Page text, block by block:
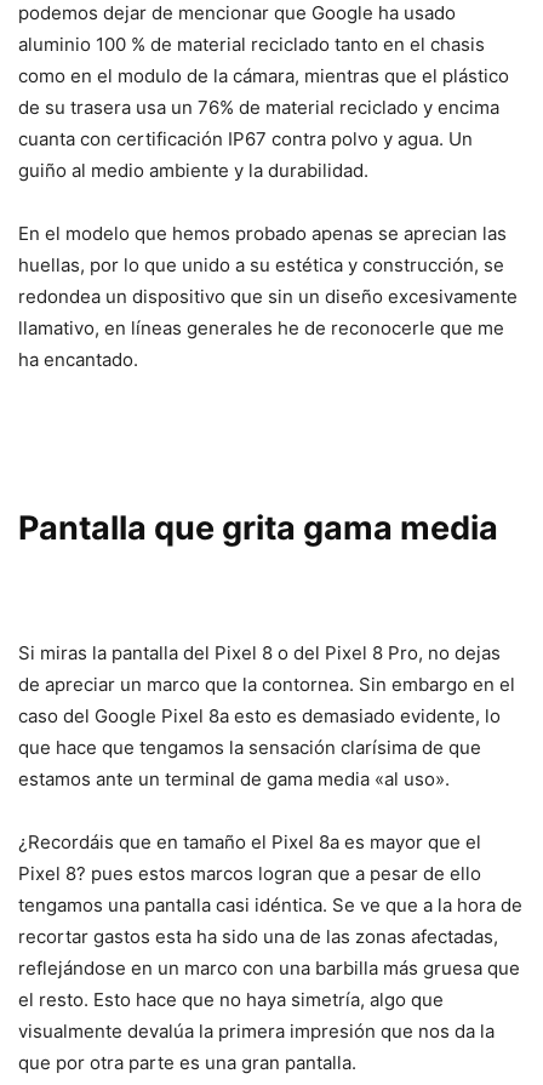
podemos dejar de mencionar que Google ha usado
aluminio 100 % de material reciclado tanto en el chasis
como en el modulo de la cámara, mientras que el plástico
de su trasera usa un 76% de material reciclado y encima
cuanta con certificación IP67 contra polvo y agua. Un
guiño al medio ambiente y la durabilidad.
En el modelo que hemos probado apenas se aprecian las
huellas, por lo que unido a su estética y construcción, se
redondea un dispositivo que sin un diseño excesivamente
llamativo, en líneas generales he de reconocerle que me
ha encantado.
Pantalla que grita gama media
Si miras la pantalla del Pixel 8 o del Pixel 8 Pro, no dejas
de apreciar un marco que la contornea. Sin embargo en el
caso del Google Pixel 8a esto es demasiado evidente, lo
que hace que tengamos la sensación clarísima de que
estamos ante un terminal de gama media «al uso».
¿Recordáis que en tamaño el Pixel 8a es mayor que el
Pixel 8? pues estos marcos logran que a pesar de ello
tengamos una pantalla casi idéntica. Se ve que a la hora de
recortar gastos esta ha sido una de las zonas afectadas,
reflejándose en un marco con una barbilla más gruesa que
el resto. Esto hace que no haya simetría, algo que
visualmente devalúa la primera impresión que nos da la
que por otra parte es una gran pantalla.